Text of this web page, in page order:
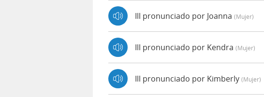
Ill pronunciado por Joanna (mujer)
Ill pronunciado por Kendra (mujer)
Ill pronunciado por Kimberly (mujer)